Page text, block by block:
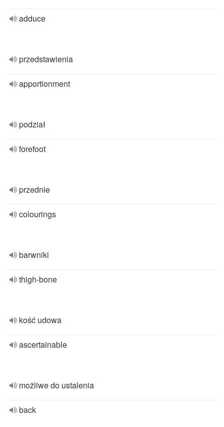
adduce
przedstawienia
apportionment
podział
forefoot
przednie
colourings
barwniki
thigh-bone
kość udowa
ascertainable
możliwe do ustalenia
back